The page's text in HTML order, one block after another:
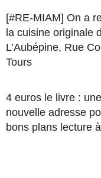
[#RE-MIAM] On a
la cuisine originale
L’Aubépine, Rue
Tours
4 euros le livre : une
nouvelle adresse
bons plans lecture